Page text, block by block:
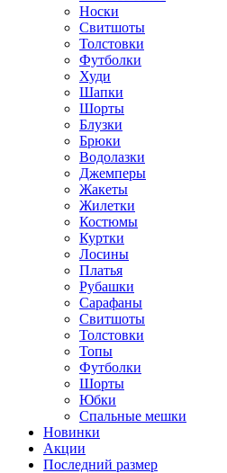
Носки
Свитшоты
Толстовки
Футболки
Худи
Шапки
Шорты
Блузки
Брюки
Водолазки
Джемперы
Жакеты
Жилетки
Костюмы
Куртки
Лосины
Платья
Рубашки
Сарафаны
Свитшоты
Толстовки
Топы
Футболки
Шорты
Юбки
Спальные мешки
Новинки
Акции
Последний размер